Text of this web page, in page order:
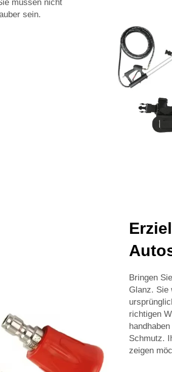
müssen nicht
sein.
Bringen
Glanz. Sie
richtigen
Schmutz.
zeigen